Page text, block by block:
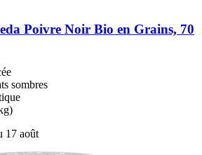
Poivre Noir Bio en Grains, 70
sombres
17 août